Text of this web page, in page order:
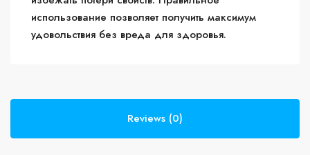
использование позволяет получить максимум
удовольствия без вреда для здоровья.
Reviews (0)